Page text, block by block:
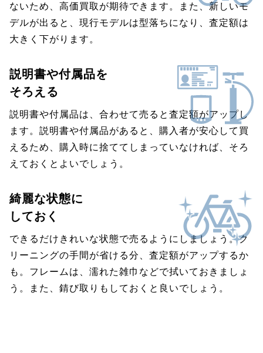
ないため、高価買取が期待できます。また、新しいモ
デルが出ると、現行モデルは型落ちになり、査定額は
大きく下がります。
説明書や付属品を
そろえる
説明書や付属品は、合わせて売ると査定額がアップし
ます。説明書や付属品があると、購入者が安心して買
えるため、購入時に捨ててしまっていなければ、そろ
えておくとよいでしょう。
綺麗な状態に
しておく
できるだけきれいな状態で売るようにしましょう。ク
リーニングの手間が省ける分、査定額がアップするか
も。フレームは、濡れた雑巾などで拭いておきましょ
う。また、錆び取りもしておくと良いでしょう。